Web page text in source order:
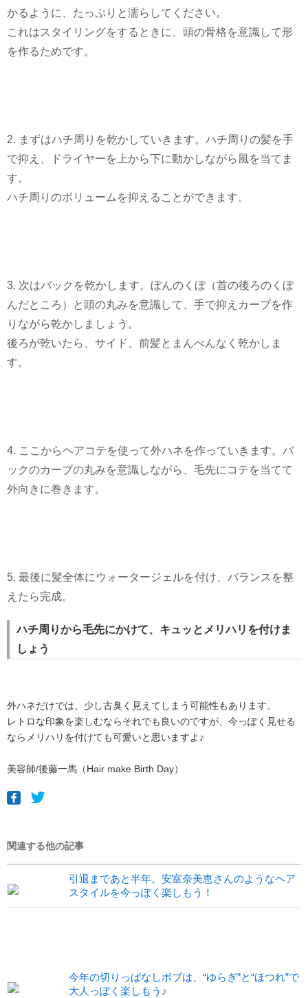
かるように、たっぷりと濡らしてください。
これはスタイリングをするときに、頭の骨格を意識して形
を作るためです。
2. まずはハチ周りを乾かしていきます。ハチ周りの髪を手
で抑え、ドライヤーを上から下に動かしながら風を当てま
す。
ハチ周りのボリュームを抑えることができます。
3. 次はバックを乾かします。ぼんのくぼ（首の後ろのくぼ
んだところ）と頭の丸みを意識して、手で抑えカーブを作
りながら乾かしましょう。
後ろが乾いたら、サイド、前髪とまんべんなく乾かしま
す。
4. ここからヘアコテを使って外ハネを作っていきます。バ
ックのカーブの丸みを意識しながら、毛先にコテを当てて
外向きに巻きます。
5. 最後に髪全体にウォータージェルを付け、バランスを整
えたら完成。
ハチ周りから毛先にかけて、キュッとメリハリを付けま
しょう
外ハネだけでは、少し古臭く見えてしまう可能性もあります。
レトロな印象を楽しむならそれでも良いのですが、今っぽく見せる
ならメリハリを付けても可愛いと思いますよ♪
美容師/後藤一馬（Hair make Birth Day）
関連する他の記事
引退まであと半年。安室奈美恵さんのようなヘア
スタイルを今っぽく楽しもう！
今年の切りっぱなしボブは、“ゆらぎ”と“ほつれ”で
大人っぽく楽しもう♪